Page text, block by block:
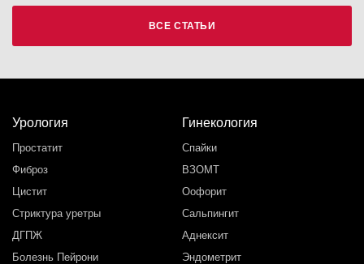
ВСЕ СТАТЬИ
Урология
Простатит
Фиброз
Цистит
Стриктура уретры
ДГПЖ
Болезнь Пейрони
Гинекология
Спайки
ВЗОМТ
Оофорит
Сальпингит
Аднексит
Эндометрит